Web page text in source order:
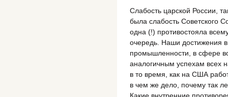
Слабость царской России,
была слабость Советского
одна (!) противостояла
очередь. Наши достижения
промышленности, в сфере
аналогичным успехам всех
в то время, как на США
в чем же дело, почему так